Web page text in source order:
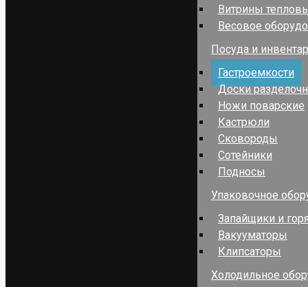
Витрины
Весовое
Посуда и
Гастроемкости
Доски
Ножи поварские
Кастрюли
Сковороды
Сотейники
Подносы
Упаковочное
Запайщики и
Вакууматоры
Клипсаторы
Холодильное